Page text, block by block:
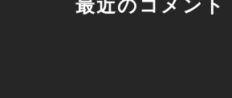
最近のコメント